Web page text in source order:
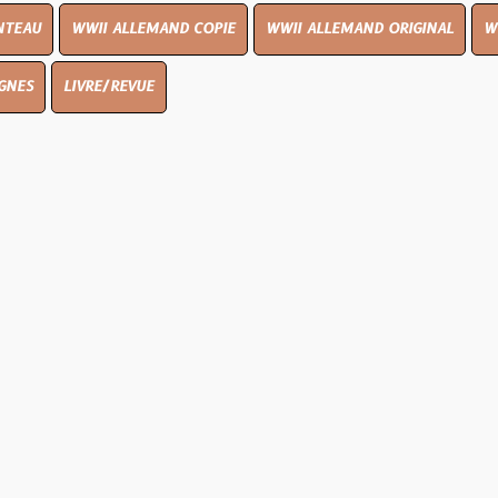
ALLEMAND COPIE WWII ALLEMAND ORIGINAL WWII UK